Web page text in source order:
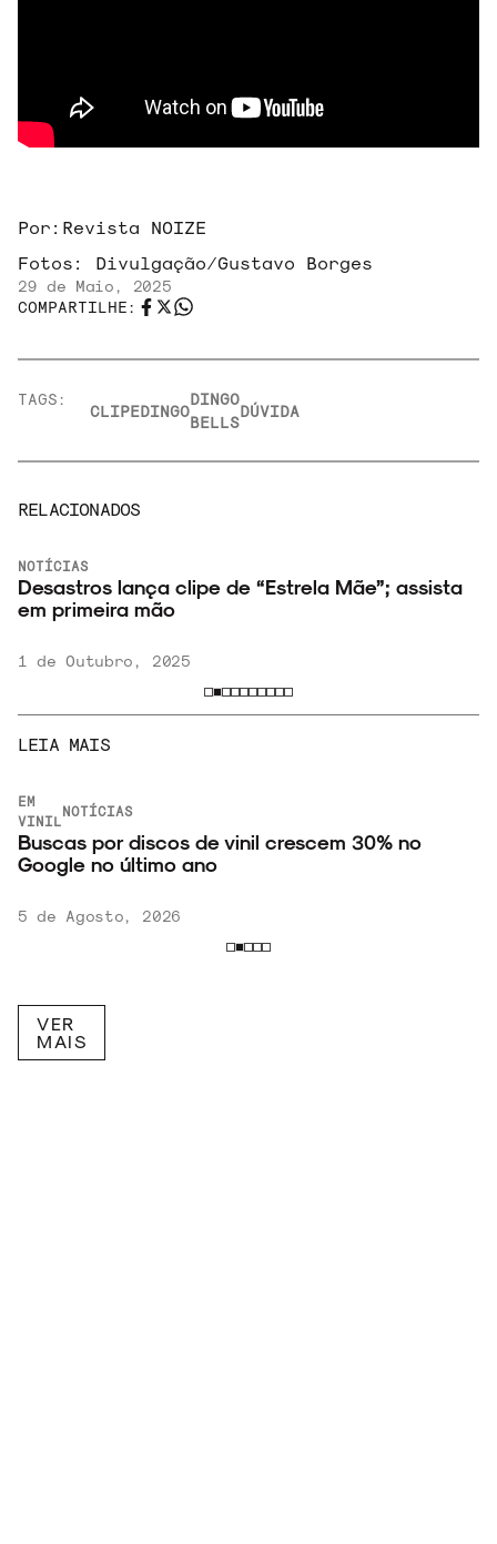
Por: Revista NOIZE
Fotos: Divulgação/Gustavo Borges
29 de Maio, 2025
COMPARTILHE:
TAGS:
CLIPEDINGO
DINGO
BELLS
DÚVIDA
RELACIONADOS
NOTÍCIAS
Desastros lança clipe de “Estrela Mãe”; assista
em primeira mão
1 de Outubro, 2025
LEIA MAIS
EM
VINIL
NOTÍCIAS
Buscas por discos de vinil crescem 30% no
Google no último ano
5 de Agosto, 2026
VER
MAIS